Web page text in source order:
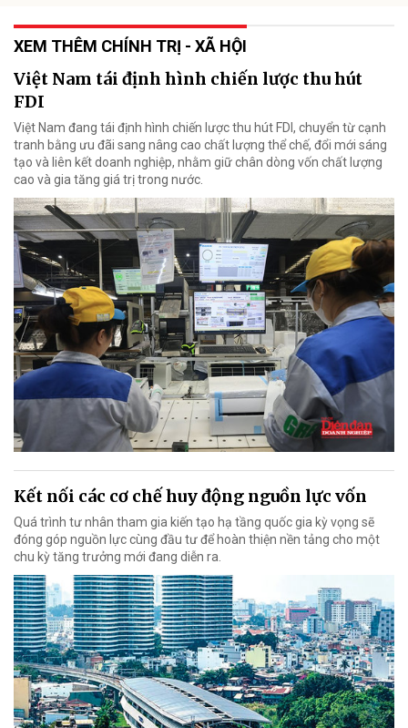
XEM THÊM CHÍNH TRỊ - XÃ HỘI
Việt Nam tái định hình chiến lược thu hút
FDI
Việt Nam đang tái định hình chiến lược thu hút FDI, chuyển từ cạnh
tranh bằng ưu đãi sang nâng cao chất lượng thể chế, đổi mới sáng
tạo và liên kết doanh nghiệp, nhằm giữ chân dòng vốn chất lượng
cao và gia tăng giá trị trong nước.
Kết nối các cơ chế huy động nguồn lực vốn
Quá trình tư nhân tham gia kiến tạo hạ tầng quốc gia kỳ vọng sẽ
đóng góp nguồn lực cùng đầu tư để hoàn thiện nền tảng cho một
chu kỳ tăng trưởng mới đang diễn ra.